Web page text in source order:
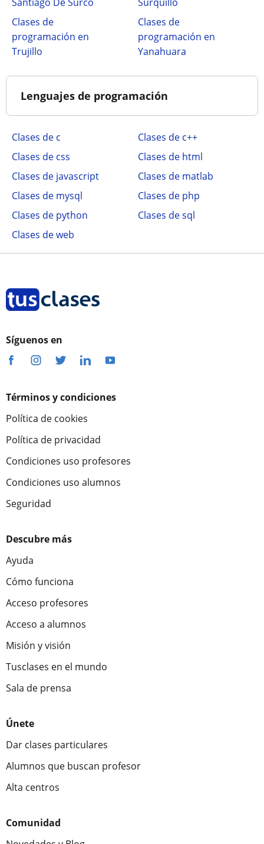
Clases de
programación en
Trujillo
Clases de
programación en
Yanahuara
Lenguajes de programación
Clases de c
Clases de c++
Clases de css
Clases de html
Clases de javascript
Clases de matlab
Clases de mysql
Clases de php
Clases de python
Clases de sql
Clases de web
Síguenos en
Términos y condiciones
Política de cookies
Política de privacidad
Condiciones uso profesores
Condiciones uso alumnos
Seguridad
Descubre más
Ayuda
Cómo funciona
Acceso profesores
Acceso a alumnos
Misión y visión
Tusclases en el mundo
Sala de prensa
Únete
Dar clases particulares
Alumnos que buscan profesor
Alta centros
Comunidad